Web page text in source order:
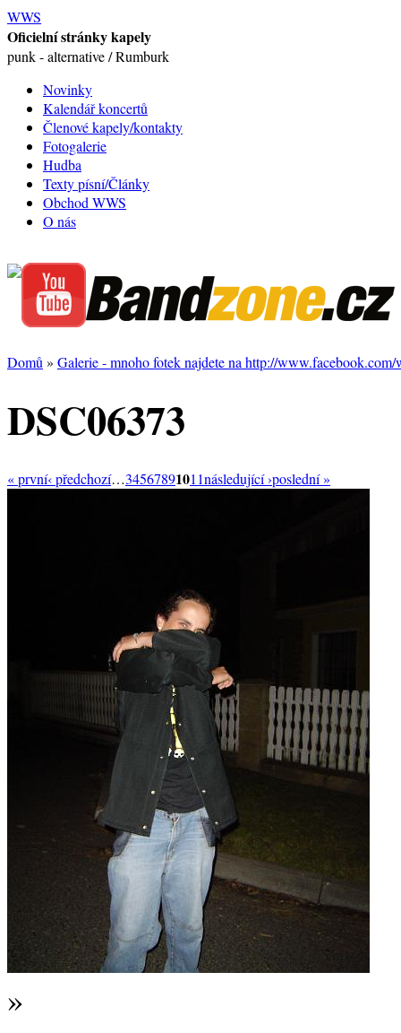
WWS
Oficielní stránky kapely
punk - alternative / Rumburk
Novinky
Kalendář koncertů
Členové kapely/kontakty
Fotogalerie
Hudba
Texty písní/Články
Obchod WWS
O nás
Domů » Galerie - mnoho fotek najdete na http://www.facebook.com/
DSC06373
« první‹ předchozí…34567891011následující ›poslední »
»